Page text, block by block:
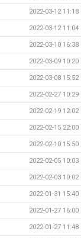
2022-03-12 11:18
2022-03-12 11:04
2022-03-10 16:38
2022-03-09 10:20
2022-03-08 15:52
2022-02-27 10:29
2022-02-19 12:02
2022-02-15 22:00
2022-02-10 15:50
2022-02-05 10:03
2022-02-03 10:02
2022-01-31 15:40
2022-01-27 16:00
2022-01-27 11:48